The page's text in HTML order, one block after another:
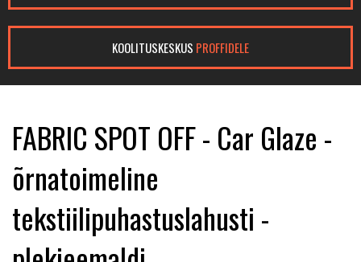
KOOLITUSKESKUS PROFFIDELE
FABRIC SPOT OFF - Car Glaze -
õrnatoimeline
tekstiilipuhastuslahusti -